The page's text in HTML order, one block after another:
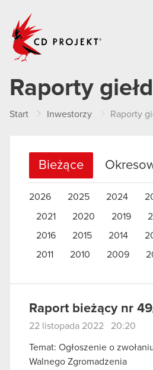
Raporty
Start Inwestorzy Raporty
Bieżące
2026 2025 2024
2021 2020 2019
2016
2015 2014
2011
2010 2009
Raport bieżący nr
22 listopada 2022 20:20
Temat: Ogłoszenie o
Walnego Zgromadzenia